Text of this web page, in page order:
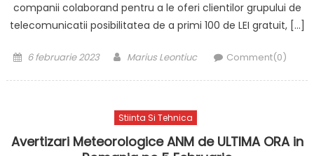
companii colaborand pentru a le oferi clientilor grupului de
telecomunicatii posibilitatea de a primi 100 de LEI gratuit, […]
Posted
6 februarie 2023 Author
Marius Leontiuc Comment(0)
Stiinta Si Tehnica
Avertizari Meteorologice ANM de ULTIMA ORA in